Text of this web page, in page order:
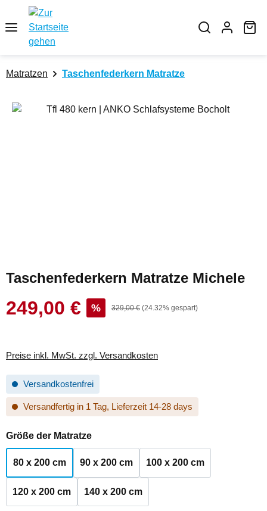
Zum Hauptinhalt springen
Matratzen Taschenfederkern Matratze
Bildergalerie überspringen
Taschenfederkern Matratze Michele
Verkaufspreis:
249,00 € % Regulärer Preis:
329,00 € (24.32% gespart)
Preise inkl. MwSt. zzgl. Versandkosten
Versandkostenfrei
Versandfertig in 1 Tag, Lieferzeit 14-28 days
Größe der Matratzeauswählen
80 x 200 cm 90 x 200 cm 100 x 200 cm
120 x 200 cm 140 x 200 cm